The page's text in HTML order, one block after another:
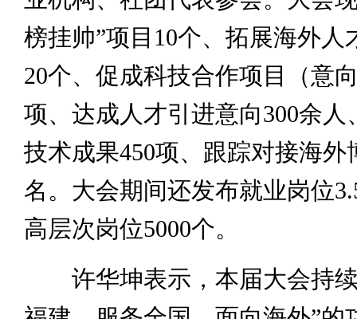
榜挂帅”项目10个、拓展海外人
20个、促成科技合作项目（意
项、达成人才引进意向300余人
技术成果450项、跟踪对接海外
名。大会期间还发布就业岗位
高层次岗位5000个。
许华坤表示，本届大会持续